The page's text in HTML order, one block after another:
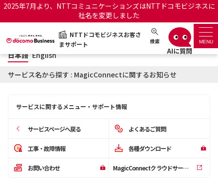
2025年7月より、NTTコミュニケーションズはNTTドコモビジネスに
社名を変更しました
NTTドコモビジネスお客さ
まサポート
検索 MENU
NTTドコモビジネスお客さまサポート 日本語 English
サポートトップ
お知らせ サポートサイトの使い方
OCNのお客さまはこちら
工事・故障情報通知サー
日本語 English
サービス名から探す : MagicConnectに関するお知らせ
サービスに関するメニュー・サポート情報
サービスページへ戻る よくあるご質問
工事・故障情報 各種ダウンロード
お問い合わせ MagicConnectクラウドサービス管理機能